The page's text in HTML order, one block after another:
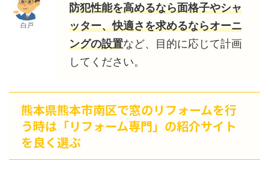
白戸
防犯性能を高めるなら面格子やシャ
ッター、快適さを求めるならオーニ
ングの設置など、目的に応じて計画
してください。
熊本県熊本市南区で窓のリフォームを行
う時は「リフォーム専門」の紹介サイト
を良く選ぶ